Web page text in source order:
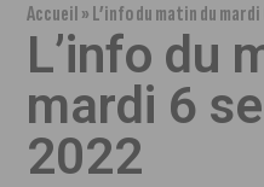
Accueil»L’info du matin du
L’info du
mardi 6
2022